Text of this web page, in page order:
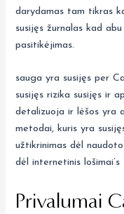
darydamas tam tikras
susijęs žurnalas kad
pasitikėjimas.
sauga yra susijęs per
susijęs rizika susijęs ir
detalizuoja ir lėšos yra
metodai, kuris yra
užtikrinimas dėl
dėl internetinis lošimai’s
Privalumai